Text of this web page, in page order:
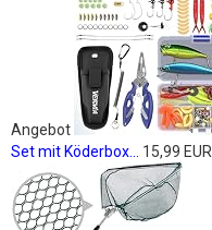
Angebot
Set mit Köderbox...
15,99 EUR